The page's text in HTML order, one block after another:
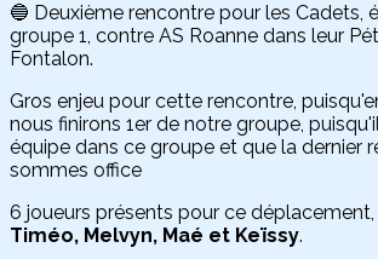
🔵 Deuxième rencontre pour les Cadets,
groupe 1, contre AS Roanne dans leur
Fontalon.
Gros enjeu pour cette rencontre,
nous finirons 1er de notre groupe,
équipe dans ce groupe et que la dernier
sommes office
6 joueurs présents pour ce déplacement,
Timéo, Melvyn, Maé et Keïssy.